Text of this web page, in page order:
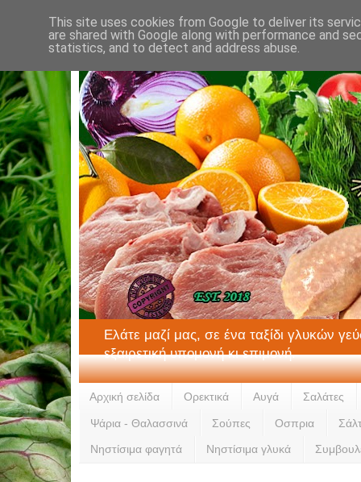
Ελάτε μαζί μας, σε ένα ταξίδι γλυκών
εξαιρετική υπομονή κι επιμονή.
Αρχική σελίδα Ορεκτικά Αυγά Σαλάτες
Ψάρια - Θαλασσινά Σούπες Οσπρια
Νηστίσιμα φαγητά Νηστίσιμα γλυκά
This site uses cookies from Google to deliver its
are shared with Google along with performance and
statistics, and to detect and address abuse.